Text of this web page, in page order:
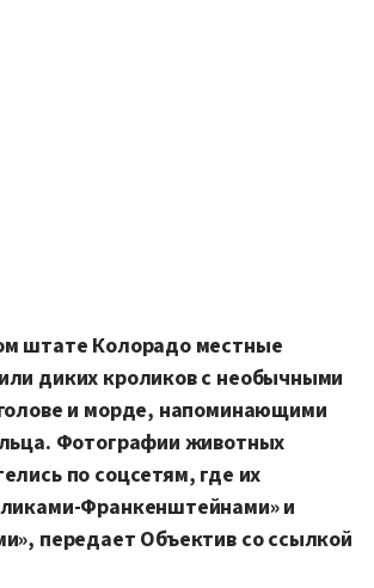
штате Колорадо местные
диких кроликов с необычными
и морде, напоминающими
Фотографии животных
по соцсетям, где их
Франкенштейнами» и
передает Объектив со ссылкой